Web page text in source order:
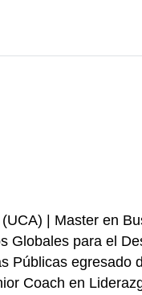
| Master en
Globales para el
Públicas egresado
Coach en